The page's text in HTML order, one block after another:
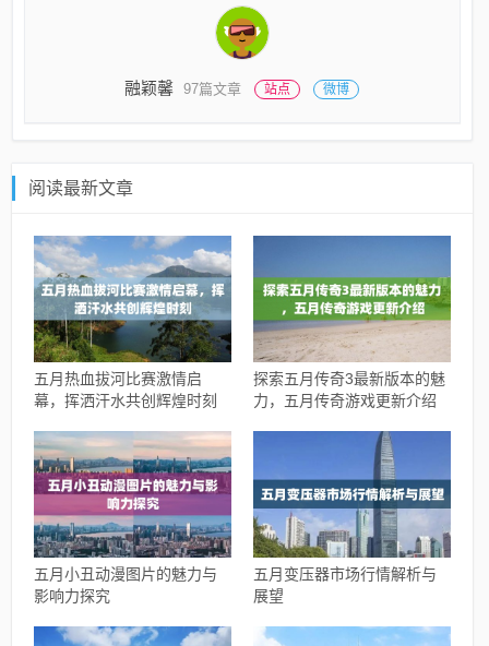
融颖馨 97篇文章 站点 微博
阅读最新文章
五月热血拔河比赛激情启
幕，挥洒汗水共创辉煌时刻
探索五月传奇3最新版本的魅
力，五月传奇游戏更新介绍
五月小丑动漫图片的魅力与
影响力探究
五月变压器市场行情解析与
展望